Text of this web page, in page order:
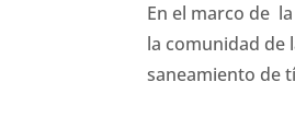
En el marco de
la comunidad de
saneamiento de